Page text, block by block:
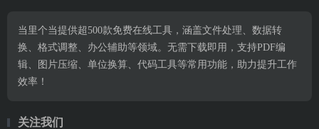
当里个当提供超500款免费在线工具，涵盖文件处理、数据转
换、格式调整、办公辅助等领域。无需下载即用，支持PDF编
辑、图片压缩、单位换算、代码工具等常用功能，助力提升工作
效率！
关注我们